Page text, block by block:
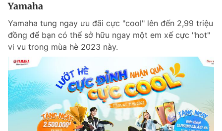
Yamaha
Yamaha tung ngay ưu đãi cực "cool" lên đến 2,99 triệu
đồng để bạn có thể sở hữu ngay một em xế cực "hot"
vi vu trong mùa hè 2023 này.